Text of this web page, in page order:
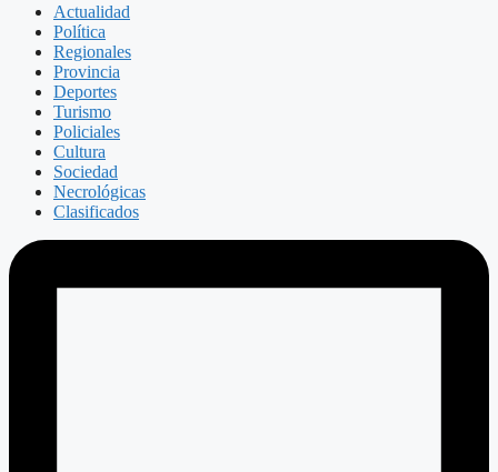
Actualidad
Política
Regionales
Provincia
Deportes
Turismo
Policiales
Cultura
Sociedad
Necrológicas
Clasificados